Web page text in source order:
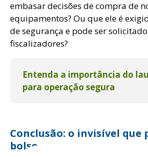
embasar decisões de compra de
equipamentos? Ou que ele é
de segurança e pode ser
fiscalizadores?
Entenda a importância do
para operação segura
Conclusão: o invisível que
bolso